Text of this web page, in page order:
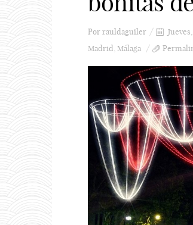
Porrauldaguiler
Madrid Málaga